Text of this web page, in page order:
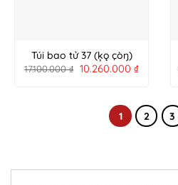
Túi bao tử 37 (ķǫ çòŋ)
17.100.000₫ 10.260.000 ₫
1 2 3